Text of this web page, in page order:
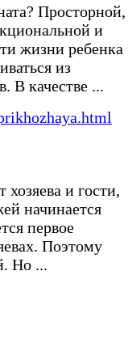
Просторной,
и
жизни ребенка
из
В качестве ...
и гости,
начинается
первое
Поэтому
Но ...